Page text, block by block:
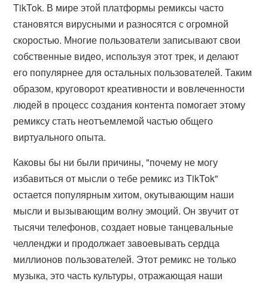
TikTok. В мире этой платформы ремиксы часто
становятся вирусными и разносятся с огромной
скоростью. Многие пользователи записывают свои
собственные видео, используя этот трек, и делают
его популярнее для остальных пользователей. Таким
образом, круговорот креативности и вовлеченности
людей в процесс создания контента помогает этому
ремиксу стать неотъемлемой частью общего
виртуального опыта.
Каковы бы ни были причины, "почему не могу
избавиться от мысли о тебе ремикс из TikTok"
остается популярным хитом, окутывающим наши
мысли и вызывающим волну эмоций. Он звучит от
тысячи телефонов, создает новые танцевальные
челленджи и продолжает завоевывать сердца
миллионов пользователей. Этот ремикс не только
музыка, это часть культуры, отражающая наши